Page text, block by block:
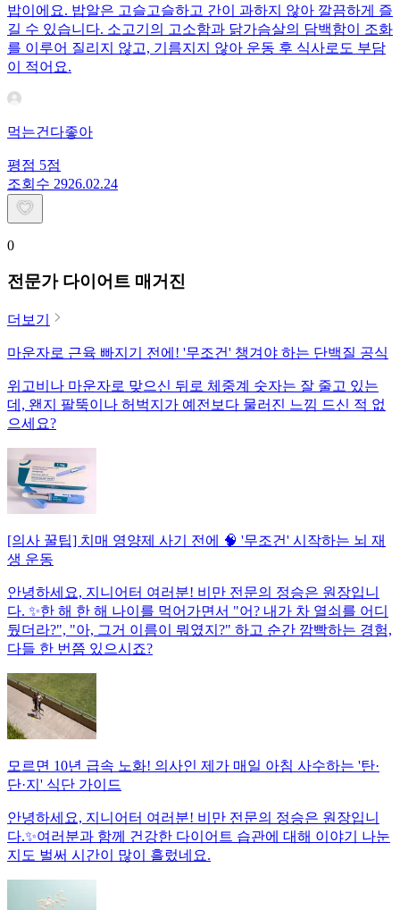
밥이에요. 밥알은 고슬고슬하고 간이 과하지 않아 깔끔하게 즐
길 수 있습니다. 소고기의 고소함과 닭가슴살의 담백함이 조화
를 이루어 질리지 않고, 기름지지 않아 운동 후 식사로도 부담
이 적어요.
먹는건다좋아
평점 5점
조회수 2926.02.24
0
전문가 다이어트 매거진
더보기
마운자로 근육 빠지기 전에! '무조건' 챙겨야 하는 단백질 공식
위고비나 마운자로 맞으신 뒤로 체중계 숫자는 잘 줄고 있는
데, 왠지 팔뚝이나 허벅지가 예전보다 물러진 느낌 드신 적 없
으세요?
[의사 꿀팁] 치매 영양제 사기 전에 🧠 '무조건' 시작하는 뇌 재
생 운동
안녕하세요, 지니어터 여러분! 비만 전문의 정승은 원장입니
다. ✨한 해 한 해 나이를 먹어가면서 "어? 내가 차 열쇠를 어디
뒀더라?", "아, 그거 이름이 뭐였지?" 하고 순간 깜빡하는 경험,
다들 한 번쯤 있으시죠?
모르면 10년 급속 노화! 의사인 제가 매일 아침 사수하는 '탄·
단·지' 식단 가이드
안녕하세요, 지니어터 여러분! 비만 전문의 정승은 원장입니
다.✨여러분과 함께 건강한 다이어트 습관에 대해 이야기 나눈
지도 벌써 시간이 많이 흘렀네요.